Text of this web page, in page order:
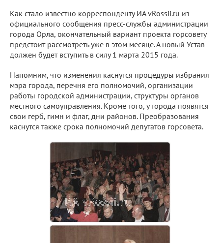
Как стало известно корреспонденту ИА vRossii.ru из
официального сообщения пресс-службы администрации
города Орла, окончательный вариант проекта горсовету
предстоит рассмотреть уже в этом месяце. А новый Устав
должен будет вступить в силу 1 марта 2015 года.
Напомним, что изменения каснутся процедуры избрания
мэра города, перечня его полномочий, организации
работы городской администрации, структуры органов
местного самоуправления. Кроме того, у города появятся
свои герб, гимн и флаг, дни районов. Преобразования
каснутся также срока полномочий депутатов горсовета.